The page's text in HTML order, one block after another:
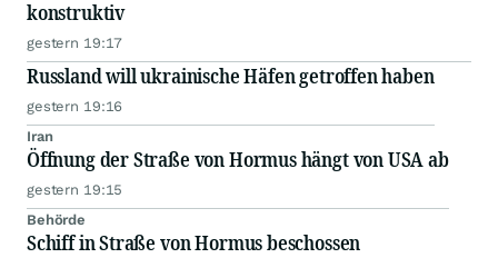
konstruktiv
gestern 19:17
Russland will ukrainische Häfen getroffen haben
gestern 19:16
Iran
Öffnung der Straße von Hormus hängt von USA ab
gestern 19:15
Behörde
Schiff in Straße von Hormus beschossen